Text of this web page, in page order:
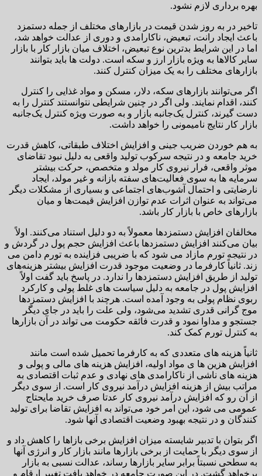
بهره برداری لازم نشود.
تاخیر در به روز شدن قیمت در بازارهای مختلف از جمله دستمزد
باعث ایجاد رانت، تبعیض، ناکارامدی و دوری از عدالت خواهد شد،
اما در این شرایط بدترین نوع تبعیض، اختلاف میان بازار کار با بازار
سایر کالاها به ویژه بازار ارز و سکه است. دولت ها باید بتوانند
بازارهای مختلف را به یک میزان کنترل کنند.
اگر می‌توانند بازارهای سکه، دلار، مسکن و مواد غذایی را کنترل
کنند، اقدام نمایند. ولی اگر در چنین شرایطی نتوانستند کنترل را به
دست گیرند، کنترل یک‌جانبه بازار و به صورت ویژه کنترل یک‌جانبه
بازار کار نتایج نامیمونی را خواهد داشت.
به هم خوردن ضریب جینی و افزایش اختلاف طبقاتی، کاهش قدرت
خرید جامعه و در نتیجه سرکوب تولید واقعی به دلیل نبود تقاضای
موثر واقعی، فرار نیروی کار مولد و متخصص، حرکت بیشتر
سرمایه ها به سوی فعالیت‌های سفته بازانه و غیر مولد، ایجاد
نارضایتی و احتمال آشوب‌های اجتماعی و بسیاری از مشکلات دیگر
می‌تواند به عنوان اثرات عدم توازن افزایش قیمت‌ها و میان
بازارهای خاص با بازار کار باشد.
مخالفان افزایش دستمزدها معمولاً به دو دلیل استناد می‌کنند. اولاً
بیان می‌کنند افزایش دستمزدها باعث افزایش حجم پول در گردش و
در نتیجه تورم مازاد می شود که با ضریبی فزاینده به تورم دامن می
زند. ثانیاً کارفرما در وضعیت موجود قدرت افزایش بیشتر هزینه‌های
تولید از طریق افزایش دستمزدها را ندارد. در پاسخ باید گفت اولاً
افزایش پول در جامعه به دلیل سیاست های غلط پولی و کارکرد
ربوی نظام پولی به وجود آمده است. هرچند با افزایش دستمزدها
موج گرانی قدری تشدید می‌شود، ولی علت را باید در جای دیگر
جستجو و مداوا نمود و قدرت فائقه حکومت می تواند در آن بازارها
به کنترل تورم کمک کند.
ثانیاً هزینه های متعددی که به کارفرما تحمیل شده است مانند
افزایش هزین ها ی مواد اولیه، افزایش هزینه های مالی و پولی و
هزینه های ناشی از ناکارامدی های نهادی و عدم ثبات اقتصادی به
مراتب بیش از هزینه افزایش درآمد نیروی کار است. از سوی دیگر
از آن رو که افزایش درآمد نیروی کار عدتا صرف خرید مایحتاج
عمومی می شود، این امر خود می‌تواند به افزایش تقاضا برای تولید
کنندگان و در نتیجه بهبود وضعیت اقتصادی آنها شود.
اگر بتوان با تدبیر شایسته میزان افزایش برخی بازاها را کاهش داد و
از سوی دیگر با حمایت از برخی بازارها مانند بازار کار و انرژی آنها
به سطحی نسبتاً برابر سایر بازارها رساند، عدالت نسبی به بازار
برخواهد گشت. در این صورت جامعه در خواهد یافت تغییر ارقام و